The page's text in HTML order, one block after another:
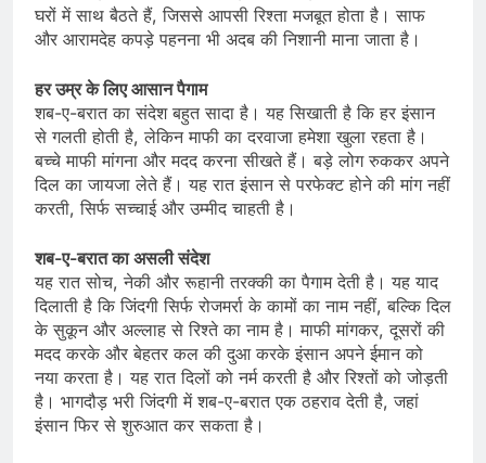
घरों में साथ बैठते हैं, जिससे आपसी रिश्ता मजबूत होता है। साफ
और आरामदेह कपड़े पहनना भी अदब की निशानी माना जाता है।
हर उम्र के लिए आसान पैगाम
शब-ए-बरात का संदेश बहुत सादा है। यह सिखाती है कि हर इंसान
से गलती होती है, लेकिन माफी का दरवाजा हमेशा खुला रहता है।
बच्चे माफी मांगना और मदद करना सीखते हैं। बड़े लोग रुककर अपने
दिल का जायजा लेते हैं। यह रात इंसान से परफेक्ट होने की मांग नहीं
करती, सिर्फ सच्चाई और उम्मीद चाहती है।
शब-ए-बरात का असली संदेश
यह रात सोच, नेकी और रूहानी तरक्की का पैगाम देती है। यह याद
दिलाती है कि जिंदगी सिर्फ रोजमर्रा के कामों का नाम नहीं, बल्कि दिल
के सुकून और अल्लाह से रिश्ते का नाम है। माफी मांगकर, दूसरों की
मदद करके और बेहतर कल की दुआ करके इंसान अपने ईमान को
नया करता है। यह रात दिलों को नर्म करती है और रिश्तों को जोड़ती
है। भागदौड़ भरी जिंदगी में शब-ए-बरात एक ठहराव देती है, जहां
इंसान फिर से शुरुआत कर सकता है।